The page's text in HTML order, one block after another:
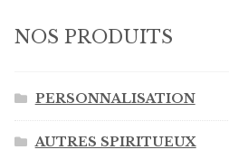
NOS PRODUITS
PERSONNALISATION
AUTRES SPIRITUEUX